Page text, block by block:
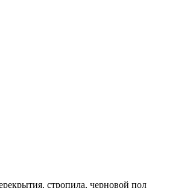
стропила, черновой пол